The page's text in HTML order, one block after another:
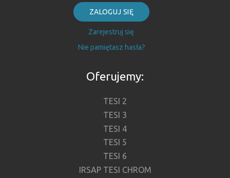
ZALOGUJ SIĘ
Zarejestruj się
Nie pamiętasz hasła?
Oferujemy:
TESI 2
TESI 3
TESI 4
TESI 5
TESI 6
IRSAP TESI CHROM